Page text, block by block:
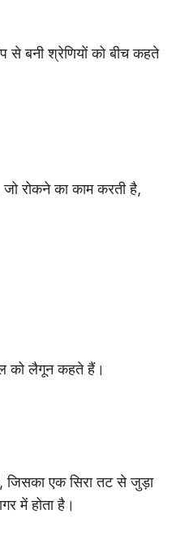
से बनी श्रेणियों को बीच कहते
रोकने का काम करती है,
को लैगून कहते हैं।
जिसका एक सिरा तट से जुड़ा
में होता है।